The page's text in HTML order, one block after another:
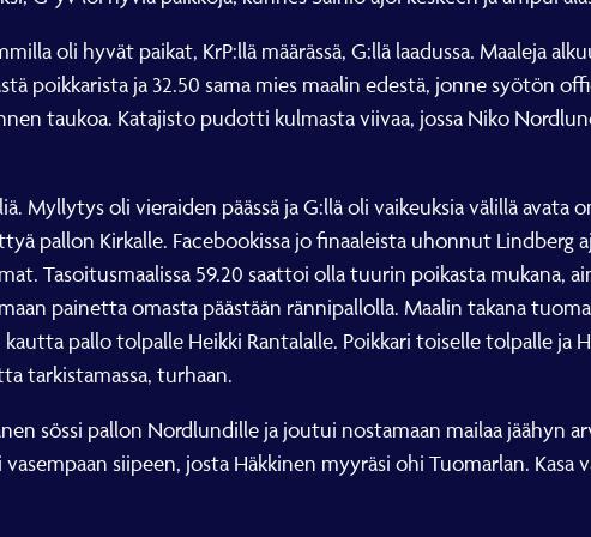
oli hyvät paikat, KrP:llä määrässä, G:llä laadussa. Maaleja
poikkarista ja 32.50 sama mies maalin edestä, jonne syötön
taukoa. Katajisto pudotti kulmasta viivaa, jossa Niko
Myllytys oli vieraiden päässä ja G:llä oli vaikeuksia välillä avata
pallon Kirkalle. Facebookissa jo finaaleista uhonnut Lindberg
Tasoitusmaalissa 59.20 saattoi olla tuurin poikasta mukana,
painetta omasta päästään rännipallolla. Maalin takana
pallo tolpalle Heikki Rantalalle. Poikkari toiselle tolpalle ja
tarkistamassa, turhaan.
sössi pallon Nordlundille ja joutui nostamaan mailaa jäähyn
siipeen, josta Häkkinen myyräsi ohi Tuomarlan. Kasa